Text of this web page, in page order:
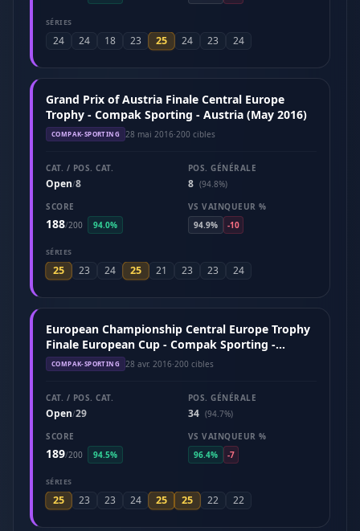
SÉRIES
24 24 18 23 25 24 23 24
Grand Prix of Austria Finale Central Europe
Trophy - Compak Sporting - Austria (May 2016)
COMPAK-SPORTING 28 mai 2016·200 cibles
CAT. / POS. CAT.
Open/8
POS. GÉNÉRALE
8 (94.8%)
SCORE
188/200 94.0%
VS VAINQUEUR %
94.9%
-10
SÉRIES
25 23 24 25 21 23 23 24
European Championship Central Europe Trophy
Finale European Cup - Compak Sporting -
Hungary (April 2016)
COMPAK-SPORTING 28 avr. 2016·200 cibles
CAT. / POS. CAT.
Open/29
POS. GÉNÉRALE
34 (94.7%)
SCORE
189/200 94.5%
VS VAINQUEUR %
96.4%
-7
SÉRIES
25 23 23 24 25 25 22 22